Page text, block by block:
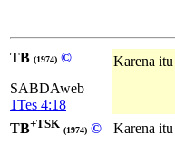
TB (1974) ©
SABDAweb
1Tes 4:18
Karena
TB+TSK (1974) ©
Karena itu